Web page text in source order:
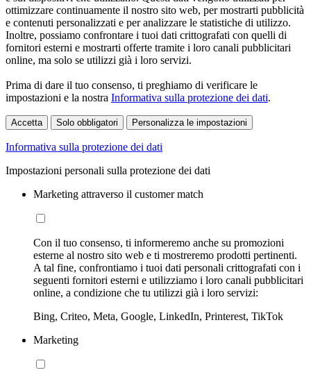
ottimizzare continuamente il nostro sito web, per mostrarti pubblicità
e contenuti personalizzati e per analizzare le statistiche di utilizzo.
Inoltre, possiamo confrontare i tuoi dati crittografati con quelli di
fornitori esterni e mostrarti offerte tramite i loro canali pubblicitari
online, ma solo se utilizzi già i loro servizi.
Prima di dare il tuo consenso, ti preghiamo di verificare le
impostazioni e la nostra Informativa sulla protezione dei dati.
Accetta Solo obbligatori Personalizza le impostazioni
Informativa sulla protezione dei dati
Impostazioni personali sulla protezione dei dati
Marketing attraverso il customer match
Con il tuo consenso, ti informeremo anche su promozioni
esterne al nostro sito web e ti mostreremo prodotti pertinenti.
A tal fine, confrontiamo i tuoi dati personali crittografati con i
seguenti fornitori esterni e utilizziamo i loro canali pubblicitari
online, a condizione che tu utilizzi già i loro servizi:
Bing, Criteo, Meta, Google, LinkedIn, Printerest, TikTok
Marketing